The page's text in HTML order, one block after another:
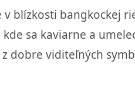
blízkosti bangkockej
sa kaviarne a
dobre viditeľných